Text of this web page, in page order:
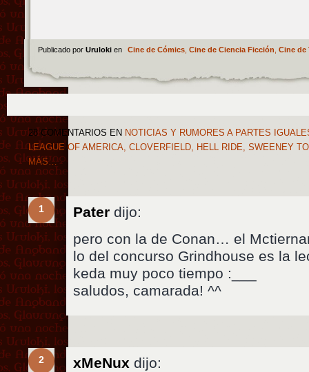
Publicado por Uruloki en Cine de Cómics, Cine de Ciencia Ficción Cine de
28 COMENTARIOS EN NOTICIAS Y RUMORES A PARTES
LEAGUE OF AMERICA, CLOVERFIELD, HELL RIDE, SWEENEY
MÁS…
1 Pater dijo:
pero con la de Conan… el
lo del concurso Grindhouse es la
keda muy poco tiempo :___
saludos, camarada! ^^
2 xMeNux dijo: